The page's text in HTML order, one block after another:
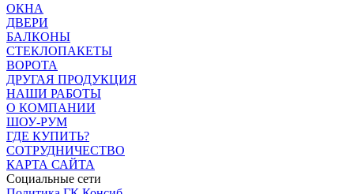
ОКНА
ДВЕРИ
БАЛКОНЫ
СТЕКЛОПАКЕТЫ
ВОРОТА
ДРУГАЯ ПРОДУКЦИЯ
НАШИ РАБОТЫ
О КОМПАНИИ
ШОУ-РУМ
ГДЕ КУПИТЬ?
СОТРУДНИЧЕСТВО
КАРТА САЙТА
Социальные сети